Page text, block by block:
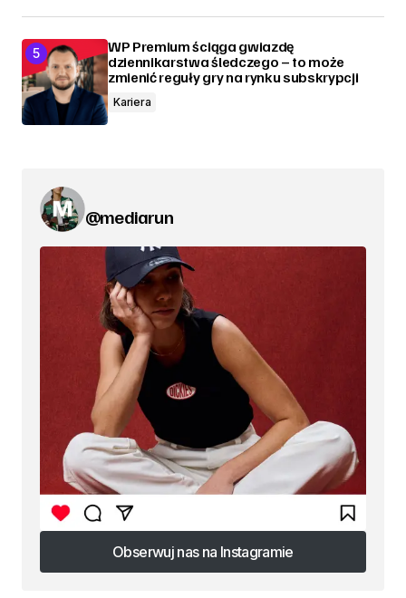
WP Premium ściąga gwiazdę
dziennikarstwa śledczego – to może
zmienić reguły gry na rynku subskrypcji
Kariera
@mediarun
Obserwuj nas na Instagramie
Obserwuj nas na Instagramie